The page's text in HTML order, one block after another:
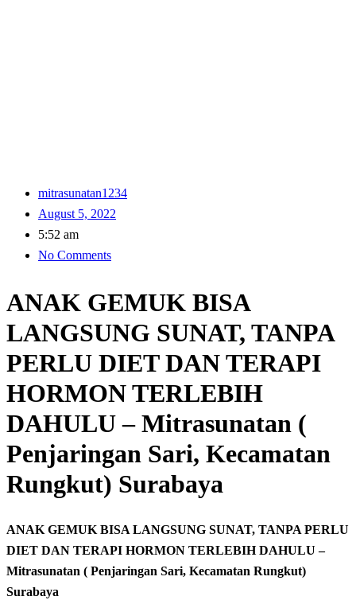
mitrasunatan1234
August 5, 2022
5:52 am
No Comments
ANAK GEMUK BISA
LANGSUNG SUNAT, TANPA
PERLU DIET DAN TERAPI
HORMON TERLEBIH
DAHULU – Mitrasunatan (
Penjaringan Sari, Kecamatan
Rungkut) Surabaya
ANAK GEMUK BISA LANGSUNG SUNAT, TANPA PERLU
DIET DAN TERAPI HORMON TERLEBIH DAHULU –
Mitrasunatan ( Penjaringan Sari, Kecamatan Rungkut)
Surabaya